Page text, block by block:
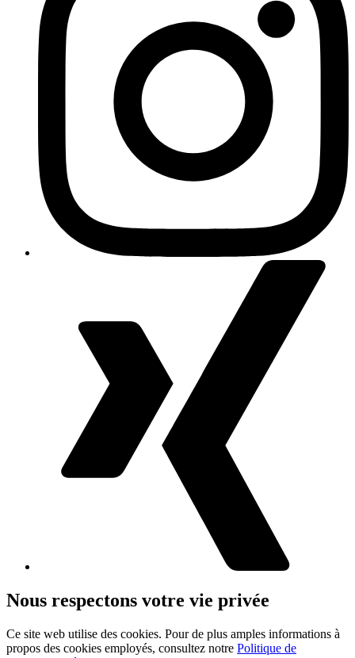
Nous respectons votre vie privée
Ce site web utilise des cookies. Pour de plus amples informations à
propos des cookies employés, consultez notre Politique de